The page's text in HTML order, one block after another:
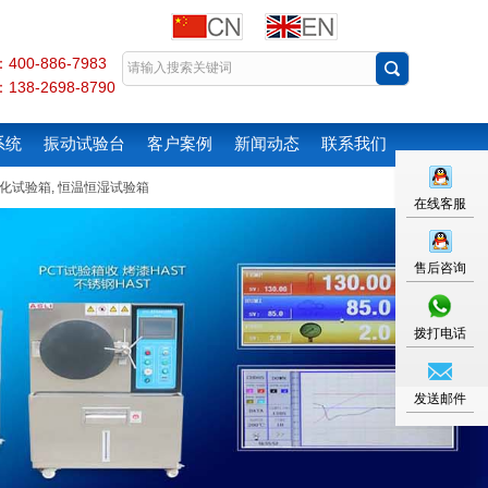
400-886-7983
138-2698-8790
统 振动试验台 客户案例 新闻动态 联系我们
试验箱,恒温恒湿试验箱
在线客服
售后咨询
拨打电话
发送邮件